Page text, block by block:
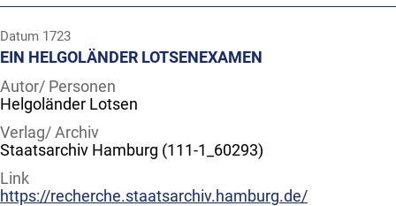
Datum 1723
EIN HELGOLÄNDER LOTSENEXAMEN
Autor/ Personen
Helgoländer Lotsen
Verlag/ Archiv
Staatsarchiv Hamburg (111-1_60293)
Link
https://recherche.staatsarchiv.hamburg.de/